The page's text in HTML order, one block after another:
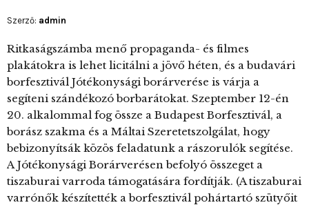
Szerző: admin
Ritkaságszámba menő propaganda- és filmes
plakátokra is lehet licitálni a jövő héten, és a budavári
borfesztivál Jótékonysági borárverése is várja a
segíteni szándékozó borbarátokat. Szeptember 12-én
20. alkalommal fog össze a Budapest Borfesztivál, a
borász szakma és a Máltai Szeretetszolgálat, hogy
bebizonyítsák közös feladatunk a rászorulók segítése.
A Jótékonysági Borárverésen befolyó összeget a
tiszaburai varroda támogatására fordítják. (A tiszaburai
varrónők készítették a borfesztivál pohártartó szütyőit